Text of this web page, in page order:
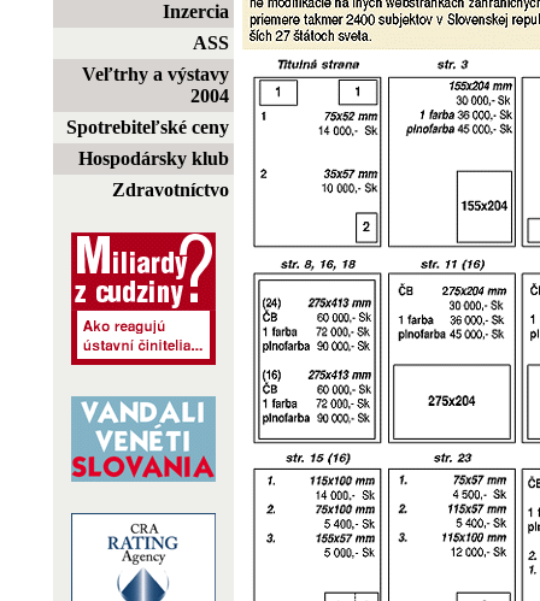
Inzercia
ASS
Veľtrhy a výstavy
2004
Spotrebiteľské ceny
Hospodársky klub
Zdravotníctvo